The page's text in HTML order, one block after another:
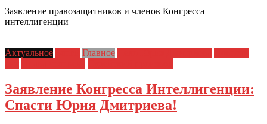
Заявление правозащитников и членов Конгресса
интеллигенции
Актуальное Главное
Заявление Конгресса Интеллигенции:
Спасти Юрия Дмитриева!